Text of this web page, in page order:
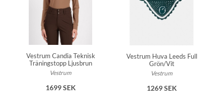
Vestrum Candia Teknisk
Träningstopp Ljusbrun
Vestrum
1699 SEK
Vestrum Huva Leeds Full
Grön/Vit
Vestrum
1269 SEK